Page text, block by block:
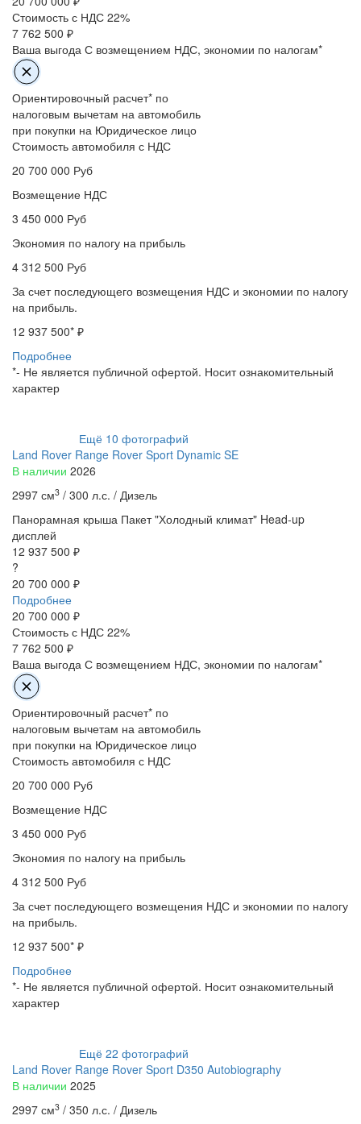
Стоимость с НДС 22%
7 762 500 ₽
Ваша выгода С возмещением НДС, экономии по налогам*
Ориентировочный расчет* по
налоговым вычетам на автомобиль
при покупки на Юридическое лицо
Стоимость автомобиля с НДС
20 700 000 Руб
Возмещение НДС
3 450 000 Руб
Экономия по налогу на прибыль
4 312 500 Руб
За счет последующего возмещения НДС и экономии по налогу
на прибыль.
12 937 500* ₽
Подробнее
*- Не является публичной офертой. Носит ознакомительный
характер
Ещё 10 фотографий
Land Rover Range Rover Sport Dynamic SE
В наличии 2026
2997 см3 / 300 л.с. / Дизель
Панорамная крыша Пакет "Холодный климат" Head-up
дисплей
12 937 500 ₽
?
20 700 000 ₽
Подробнее
20 700 000 ₽
Стоимость с НДС 22%
7 762 500 ₽
Ваша выгода С возмещением НДС, экономии по налогам*
Ориентировочный расчет* по
налоговым вычетам на автомобиль
при покупки на Юридическое лицо
Стоимость автомобиля с НДС
20 700 000 Руб
Возмещение НДС
3 450 000 Руб
Экономия по налогу на прибыль
4 312 500 Руб
За счет последующего возмещения НДС и экономии по налогу
на прибыль.
12 937 500* ₽
Подробнее
*- Не является публичной офертой. Носит ознакомительный
характер
Ещё 22 фотографий
Land Rover Range Rover Sport D350 Autobiography
В наличии 2025
2997 см3 / 350 л.с. / Дизель